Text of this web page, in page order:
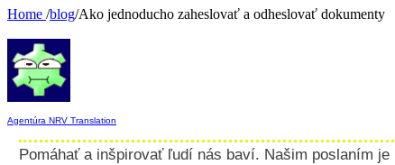
Home /blog/Ako jednoducho zaheslovať a odheslovať dokumenty
Agentúra NRV Translation
Pomáhať a inšpirovať ľudí nás baví. Našim poslaním